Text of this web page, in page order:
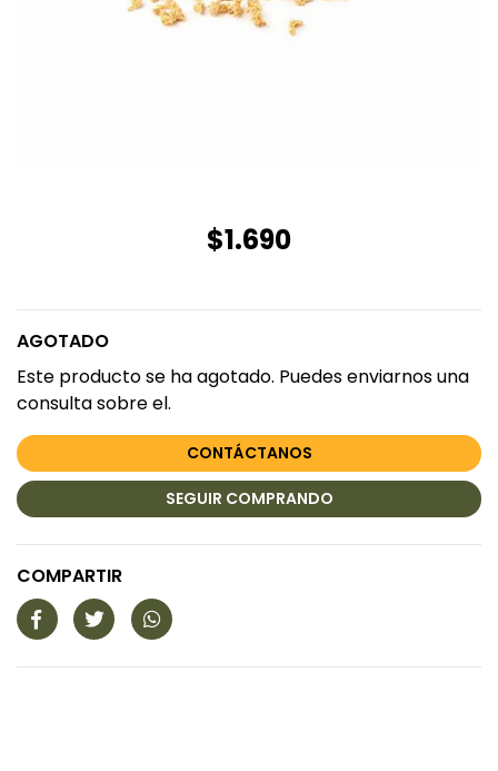
$1.690
AGOTADO
Este producto se ha agotado. Puedes enviarnos una
consulta sobre el.
CONTÁCTANOS
SEGUIR COMPRANDO
COMPARTIR